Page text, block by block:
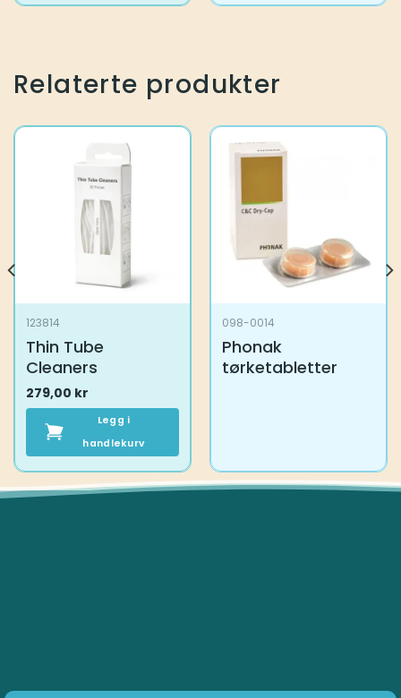
Relaterte produkter
123814
Thin Tube
Cleaners
279,00 kr
Legg i
handlekurv
098-0014
Phonak
tørketabletter